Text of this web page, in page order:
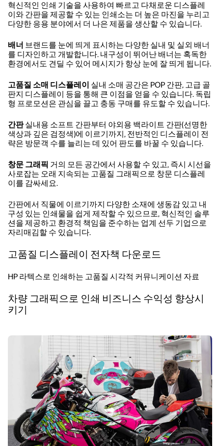
혁신적인 인쇄 기술을 사용하여 빠르고 다채로운 디스플레
이와 간판을 제공할 수 있는 인쇄소는 더 높은 마진을 누리고
다양한 응용 분야에서 더 나은 제품을 생산할 수 있습니다.
배너 브랜드를 눈에 띄게 표시하는 다양한 실내 및 실외 배너
를 디자인하고 개발합니다. 내구성이 뛰어난 배너는 혹독한
환경에서도 견딜 수 있어 메시지가 항상 눈에 잘 띄게 됩니다.
고품질 소매 디스플레이 실내 소매 공간은 POP 간판, 고급 골
판지 디스플레이 등을 통해 큰 이점을 얻을 수 있습니다. 독립
형 프로모션은 관심을 끌고 충동 구매를 유도할 수 있습니다.
간판실내용 소프트 간판부터 야외용 백라이트 간판(선명한
색상과 깊은 검정색)에 이르기까지, 전반적인 디스플레이 전
략은 방문객 수를 늘리는 데 있어 판도를 바꿀 수 있습니다.
창문 그래픽 거의 모든 공간에서 사용할 수 있고, 즉시 시선을
사로잡는 오래 지속되는 고품질 그래픽으로 창문 디스플레
이를 감싸세요.
간판에서 직물에 이르기까지 다양한 소재에 생동감 있고 내
구성 있는 인쇄물을 쉽게 제작할 수 있으므로, 혁신적인 솔루
션을 제공하고 환경적 책임을 준수하는 업계 선두 기업으로
자리매김할 수 있습니다.
고품질 디스플레이 전자책 다운로드
HP 라텍스로 인쇄하는 고품질 시각적 커뮤니케이션 자료
차량 그래픽으로 인쇄 비즈니스 수익성 향상시
키기